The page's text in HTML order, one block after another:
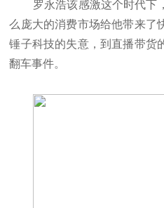
罗永浩该感激这个时代下
么庞大的消费市场给他带来了
锤子科技的失意，到直播带货
翻车事件。